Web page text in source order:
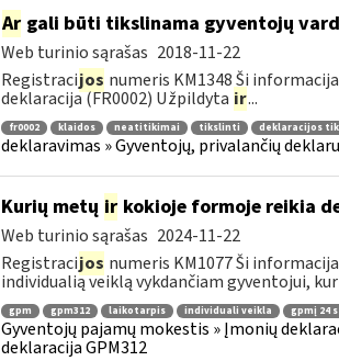
Argali būti tikslinama gyventojų
Web turinio sąrašas 2018-11-22
Registracijos numeris KM1348 Ši
deklaracija (FR0002) Užpildyta ir...
fr0002 klaidos neatitikimai tikslinti deklaracijos
deklaravimas » Gyventojų, privalančių
Kurių metų irkokioje formoje reikia
Web turinio sąrašas 2024-11-22
Registracijos numeris KM1077 Ši
individualią veiklą vykdančiam gyventojui,
gpm gpm312 laikotarpis individuali veikla gpmį 24
Gyventojų pajamų mokestis » Įmonių
deklaracija GPM312